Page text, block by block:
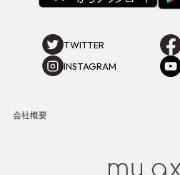
TWITTER
INSTAGRAM
会社概要